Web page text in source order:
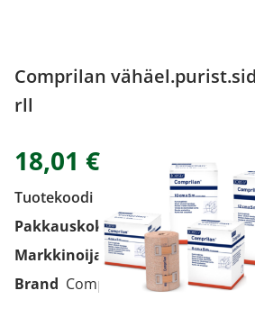
Comprilan
rll
18,01 €
Tuotekoodi
Pakkauskoko 1 rll
Markkinoija Oy Essity Finland Ab
Brand Comprilan